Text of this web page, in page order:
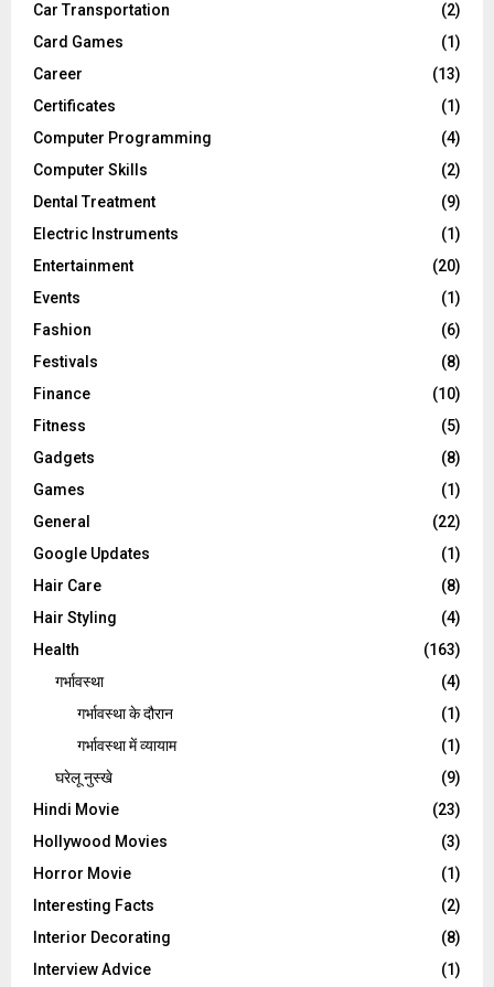
Car Transportation
(2)
Card Games
(1)
Career
(13)
Certificates
(1)
Computer Programming
(4)
Computer Skills
(2)
Dental Treatment
(9)
Electric Instruments
(1)
Entertainment
(20)
Events
(1)
Fashion
(6)
Festivals
(8)
Finance
(10)
Fitness
(5)
Gadgets
(8)
Games
(1)
General
(22)
Google Updates
(1)
Hair Care
(8)
Hair Styling
(4)
Health
(163)
गर्भावस्था
(4)
गर्भावस्‍था के दौरान
(1)
गर्भावस्था में व्यायाम
(1)
घरेलू नुस्‍खे
(9)
Hindi Movie
(23)
Hollywood Movies
(3)
Horror Movie
(1)
Interesting Facts
(2)
Interior Decorating
(8)
Interview Advice
(1)